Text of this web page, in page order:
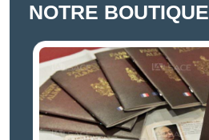
NOTRE BOUTIQUE